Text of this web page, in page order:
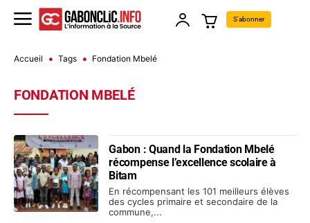
S'abonner
Accueil Tags Fondation Mbelé
FONDATION MBELÉ
Gabon : Quand la Fondation Mbelé
récompense l’excellence scolaire à
Bitam
En récompensant les 101 meilleurs élèves
des cycles primaire et secondaire de la
commune,...